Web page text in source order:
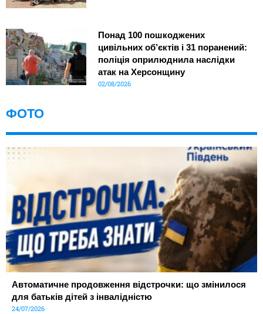
Понад 100 пошкоджених
цивільних об’єктів і 31 поранений:
поліція оприлюднила наслідки
атак на Херсонщину
02/08/2026
ФОТО
Автоматичне продовження відстрочки: що змінилося
для батьків дітей з інвалідністю
24/07/2026